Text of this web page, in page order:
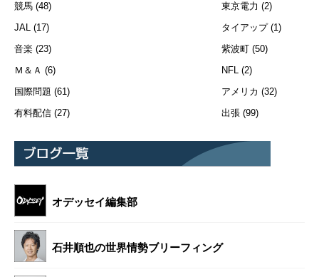
競馬 (48)
JAL (17)
音楽 (23)
Ｍ＆Ａ (6)
国際問題 (61)
有料配信 (27)
東京電力 (2)
タイアップ(1)
紫波町 (50)
NFL (2)
アメリカ (32)
出張 (99)
オデッセイ編集部
石井順也の世界情勢ブリーフィング